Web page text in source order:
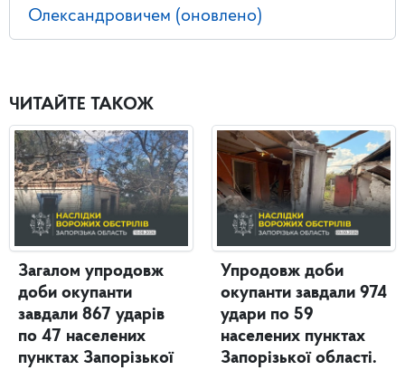
Олександровичем (оновлено)
ЧИТАЙТЕ ТАКОЖ
Загалом упродовж
доби окупанти
завдали 867 ударів
по 47 населених
пунктах Запорізької
Упродовж доби
окупанти завдали 974
удари по 59
населених пунктах
Запорізької області.